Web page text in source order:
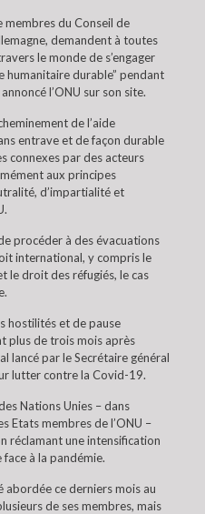
membres du Conseil de
demandent à toutes
le monde de s’engager
humanitaire durable” pendant
l’ONU sur son site.
de l’aide
entrave et de façon durable
connexes par des acteurs
aux principes
d’impartialité et
procéder à des évacuations
international, y compris le
le droit des réfugiés, le cas
hostilités et de pause
plus de trois mois après
lancé par le Secrétaire général
lutter contre la Covid-19.
Nations Unies – dans
Etats membres de l’ONU –
réclamant une intensification
à la pandémie.
ce derniers mois au
de ses membres, mais